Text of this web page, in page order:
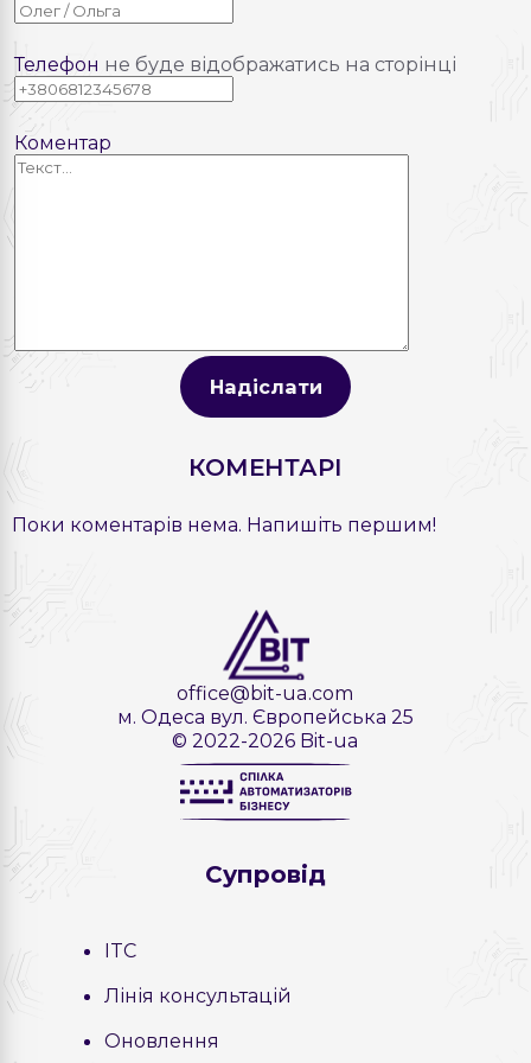
Телефон не буде відображатись на сторінці
Коментар
Надіслати
КОМЕНТАРІ
Поки коментарів нема. Напишіть першим!
office@bit-ua.com
м. Одеса вул. Європейська 25
© 2022-2026 Bit-ua
Cупровід
ITC
Лінія консультацій
Оновлення